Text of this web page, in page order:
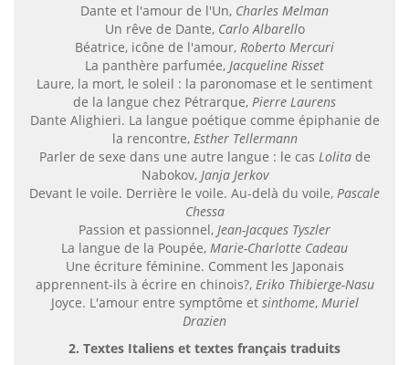
Dante et l'amour de l'Un, Charles Melman
Un rêve de Dante, Carlo Albarello
Béatrice, icône de l'amour, Roberto Mercuri
La panthère parfumée, Jacqueline Risset
Laure, la mort, le soleil : la paronomase et le sentiment
de la langue chez Pétrarque, Pierre Laurens
Dante Alighieri. La langue poétique comme épiphanie de
la rencontre, Esther Tellermann
Parler de sexe dans une autre langue : le cas Lolitade
Nabokov, Janja Jerkov
Devant le voile. Derrière le voile. Au-delà du voile, Pascale
Chessa
Passion et passionnel, Jean-Jacques Tyszler
La langue de la Poupée, Marie-Charlotte Cadeau
Une écriture féminine. Comment les Japonais
apprennent-ils à écrire en chinois?, Eriko Thibierge-Nasu
Joyce. L'amour entre symptôme et sinthome, Muriel
Drazien
2. Textes Italiens et textes français traduits